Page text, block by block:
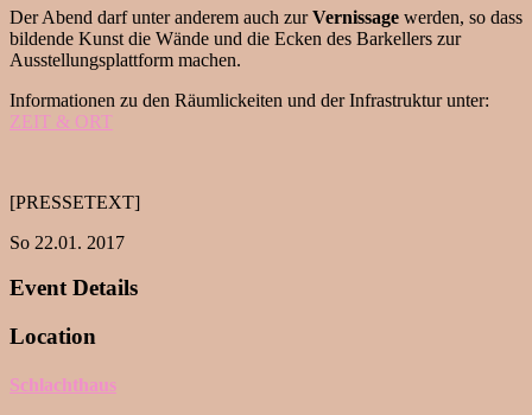
Der Abend darf unter anderem auch zurVernissage werden, so dass
bildende Kunst die Wände und die Ecken des Barkellers zur
Ausstellungsplattform machen.
Informationen zu den Räumlickeiten und der Infrastruktur unter:
ZEIT & ORT
[PRESSETEXT]
So 22.01. 2017
Event Details
Location
Schlachthaus